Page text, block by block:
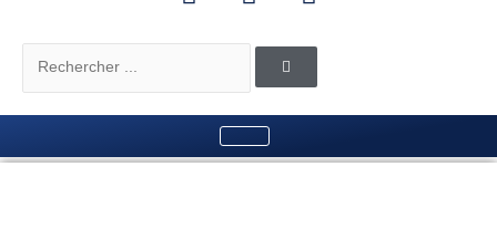
b
o
k
a
g
r
a
e
d
n